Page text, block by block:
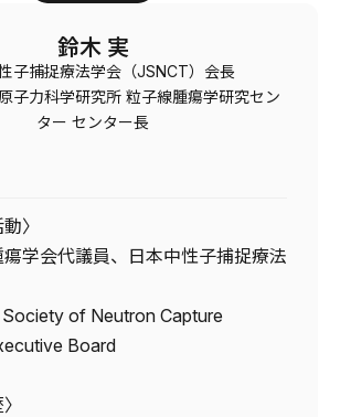
鈴木 実
子捕捉療法学会（JSNCT）会長
子力科学研究所 粒子線腫瘍学研究セン
ター センター長
〉
学会代議員、日本中性子捕捉療法
of Neutron Capture
Board